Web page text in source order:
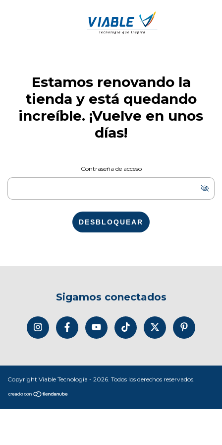
Estamos renovando la
tienda y está quedando
increíble. ¡Vuelve en unos
días!
Contraseña de acceso
DESBLOQUEAR
Sigamos conectados
Copyright Viable Tecnología - 2026. Todos los derechos reservados.